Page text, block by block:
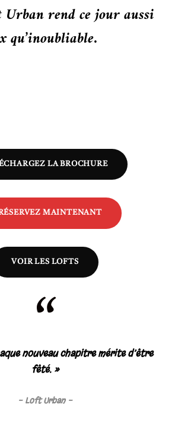
rend ce jour aussi
qu’inoubliable.
LA BROCHURE
MAINTENANT
VOIR LES LOFTS
“
nouveau chapitre mérite d’être
fêté. »
Loft Urban -